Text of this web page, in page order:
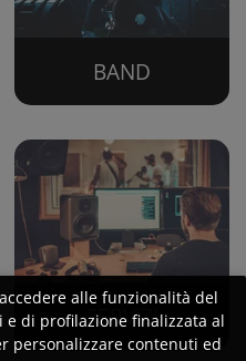
BAND
SERVIZI
alle funzionalità del
di profilazione finalizzata al
personalizzare contenuti ed